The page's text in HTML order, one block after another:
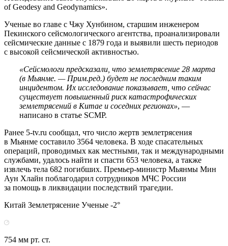
of Geodesy and Geodynamics».
Ученые во главе с Чжу Хунбином, старшим инженером
Пекинского сейсмологического агентства, проанализировали
сейсмические данные с 1879 года и выявили шесть периодов
с высокой сейсмической активностью.
«Сейсмологи предсказали, что землетрясение 28 марта
(в Мьянме. — Прим.ред.) будет не последним таким
инцидентом. Их исследование показывает, что сейчас
существует повышенный риск катастрофических
землетрясений в Китае и соседних регионах», —
написано в статье SCMP.
Ранее 5-tv.ru сообщал, что число жертв землетрясения
в Мьянме составило 3564 человека. В ходе спасательных
операций, проводимых как местными, так и международными
службами, удалось найти и спасти 653 человека, а также
извлечь тела 682 погибших. Премьер-министр Мьянмы Мин
Аун Хлайн поблагодарил сотрудников МЧС России
за помощь в ликвидации последствий трагедии.
Китай Землетрясение Ученые -2°
754 мм рт. ст.